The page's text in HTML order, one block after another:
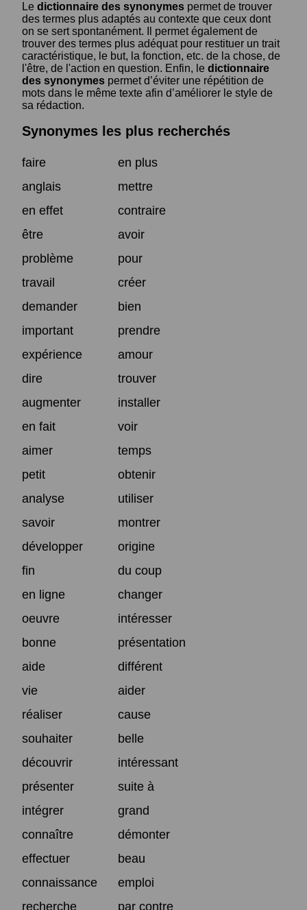
Le dictionnaire des synonymes permet de trouver
des termes plus adaptés au contexte que ceux dont
on se sert spontanément. Il permet également de
trouver des termes plus adéquat pour restituer un trait
caractéristique, le but, la fonction, etc. de la chose, de
l'être, de l'action en question. Enfin, le dictionnaire
des synonymes permet d’éviter une répétition de
mots dans le même texte afin d’améliorer le style de
sa rédaction.
Synonymes les plus recherchés
faire
en plus
anglais
mettre
en effet
contraire
être
avoir
problème
pour
travail
créer
demander
bien
important
prendre
expérience
amour
dire
trouver
augmenter
installer
en fait
voir
aimer
temps
petit
obtenir
analyse
utiliser
savoir
montrer
développer
origine
fin
du coup
en ligne
changer
oeuvre
intéresser
bonne
présentation
aide
différent
vie
aider
réaliser
cause
souhaiter
belle
découvrir
intéressant
présenter
suite à
intégrer
grand
connaître
démonter
effectuer
beau
connaissance
emploi
recherche
par contre